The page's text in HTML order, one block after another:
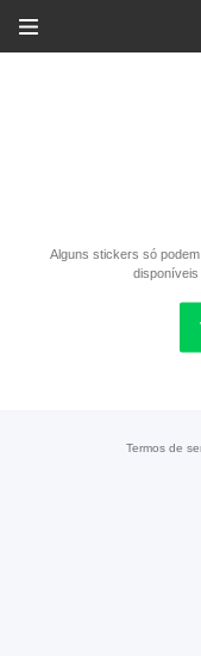
Alguns stickers só
disponíveis
Termos de